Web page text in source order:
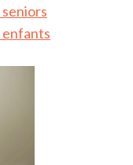
enfants